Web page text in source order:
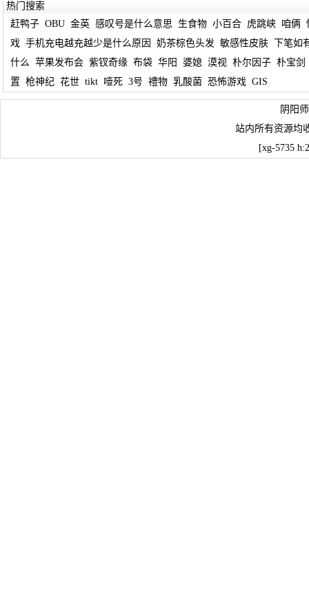
热门搜索
赶鸭子 OBU 金英 感叹号是什么意思 生食物 小百合 虎跳峡 咱俩
戏 手机充电越充越少是什么原因 奶茶棕色头发 敏感性皮肤
下笔如
什么 苹果发布会 紫钗奇缘 布袋 华阳 婆媳 漠视 朴尔因子 朴宝剑
置 枪神纪 花世 tikt 噎死 3号 禮物 乳酸菌 恐怖游戏 GIS
阴阳
站内所有资源均
[xg-5735